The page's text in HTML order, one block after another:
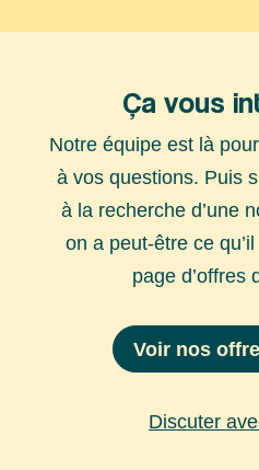
Ça vous
Notre équipe est là
à vos questions. Puis
à la recherche d’une
on a peut-être ce
page d’offres
Voir nos
Discuter